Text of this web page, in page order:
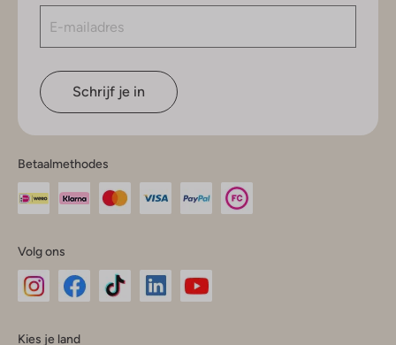
Schrijf je in
Betaalmethodes
Volg ons
Kies je land